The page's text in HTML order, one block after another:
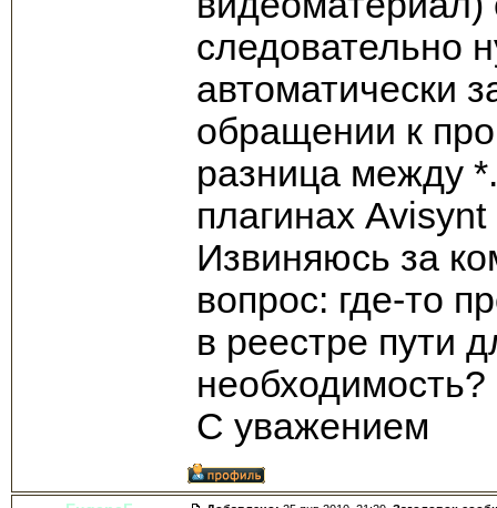
следовательно
автоматически
обращении к
разница между
плагинах Avisynt
Извиняюсь за
вопрос: где-то
в реестре пути
необходимость?
С уважением